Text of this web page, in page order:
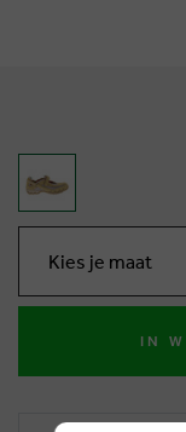
Kies je maat
IN